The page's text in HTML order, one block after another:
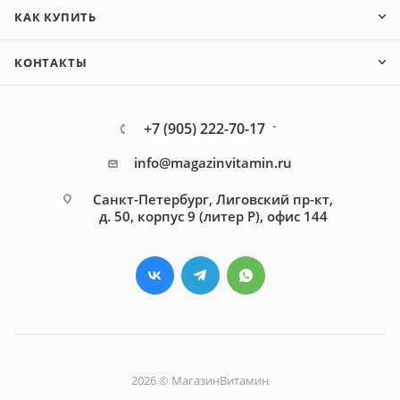
КАК КУПИТЬ
КОНТАКТЫ
+7 (905) 222-70-17
info@magazinvitamin.ru
Санкт-Петербург, Лиговский пр-кт,
д. 50, корпус 9 (литер Р), офис 144
2026 © МагазинВитамин